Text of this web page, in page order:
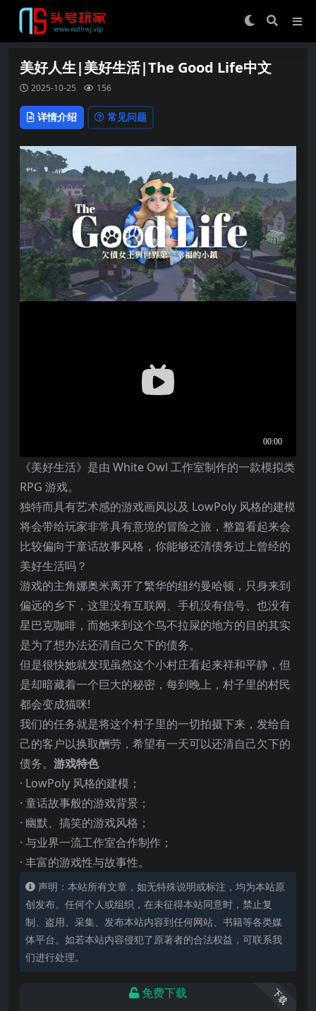
美好人生|美好生活|The Good Life中文
2025-10-25 156
详情介绍 常见问题
《美好生活》是由 White Owl 工作室制作的一款模拟类
RPG 游戏。
独特而具有艺术感的游戏画风以及 LowPoly 风格的建模
将会带给玩家非常具有意境的冒险之旅，整篇看起来会
比较偏向于童话故事风格，你能够还清债务过上曾经的
美好生活吗？
游戏的主角娜奥米离开了繁华的纽约曼哈顿，只身来到
偏远的乡下，这里没有互联网、手机没有信号、也没有
星巴克咖啡，而她来到这个鸟不拉屎的地方的目的其实
是为了想办法还清自己欠下的债务。
但是很快她就发现虽然这个小村庄看起来祥和平静，但
是却暗藏着一个巨大的秘密，每到晚上，村子里的村民
都会变成猫咪!
我们的任务就是将这个村子里的一切拍摄下来，发给自
己的客户以换取酬劳，希望有一天可以还清自己欠下的
债务。 游戏特色
· LowPoly 风格的建模；
· 童话故事般的游戏背景；
· 幽默、搞笑的游戏风格；
· 与业界一流工作室合作制作；
· 丰富的游戏性与故事性。
声明：本站所有文章，如无特殊说明或标注，均为本站原
创发布。任何个人或组织，在未征得本站同意时，禁止复
制、盗用、采集、发布本站内容到任何网站、书籍等各类媒
体平台。如若本站内容侵犯了原著者的合法权益，可联系我
们进行处理。
下载
免费下载